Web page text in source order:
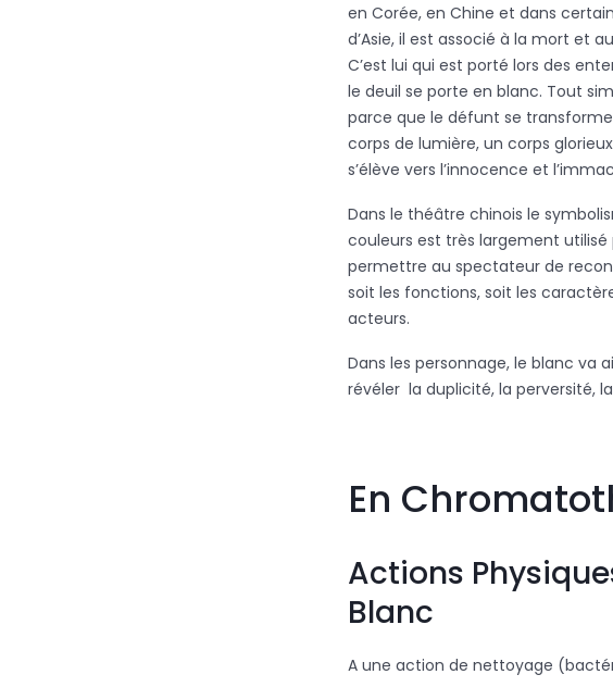
en Corée, en Chine et dans
d’Asie, il est associé à la mort et
C’est lui qui est porté lors des
le deuil se porte en blanc. Tout
parce que le défunt se
corps de lumière, un corps
s’élève vers l’innocence et
Dans le théâtre chinois le
couleurs est très largement utilisé
permettre au spectateur de
soit les fonctions, soit les
acteurs.
Dans les personnage, le blanc va
révéler la duplicité, la perversité,
En
Actions
Blanc
A une action de nettoyage